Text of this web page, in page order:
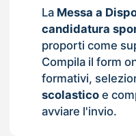
La Messa a
candidatura
proporti come
Compila il form
formativi,
scolasticoe
avviare l'invio.